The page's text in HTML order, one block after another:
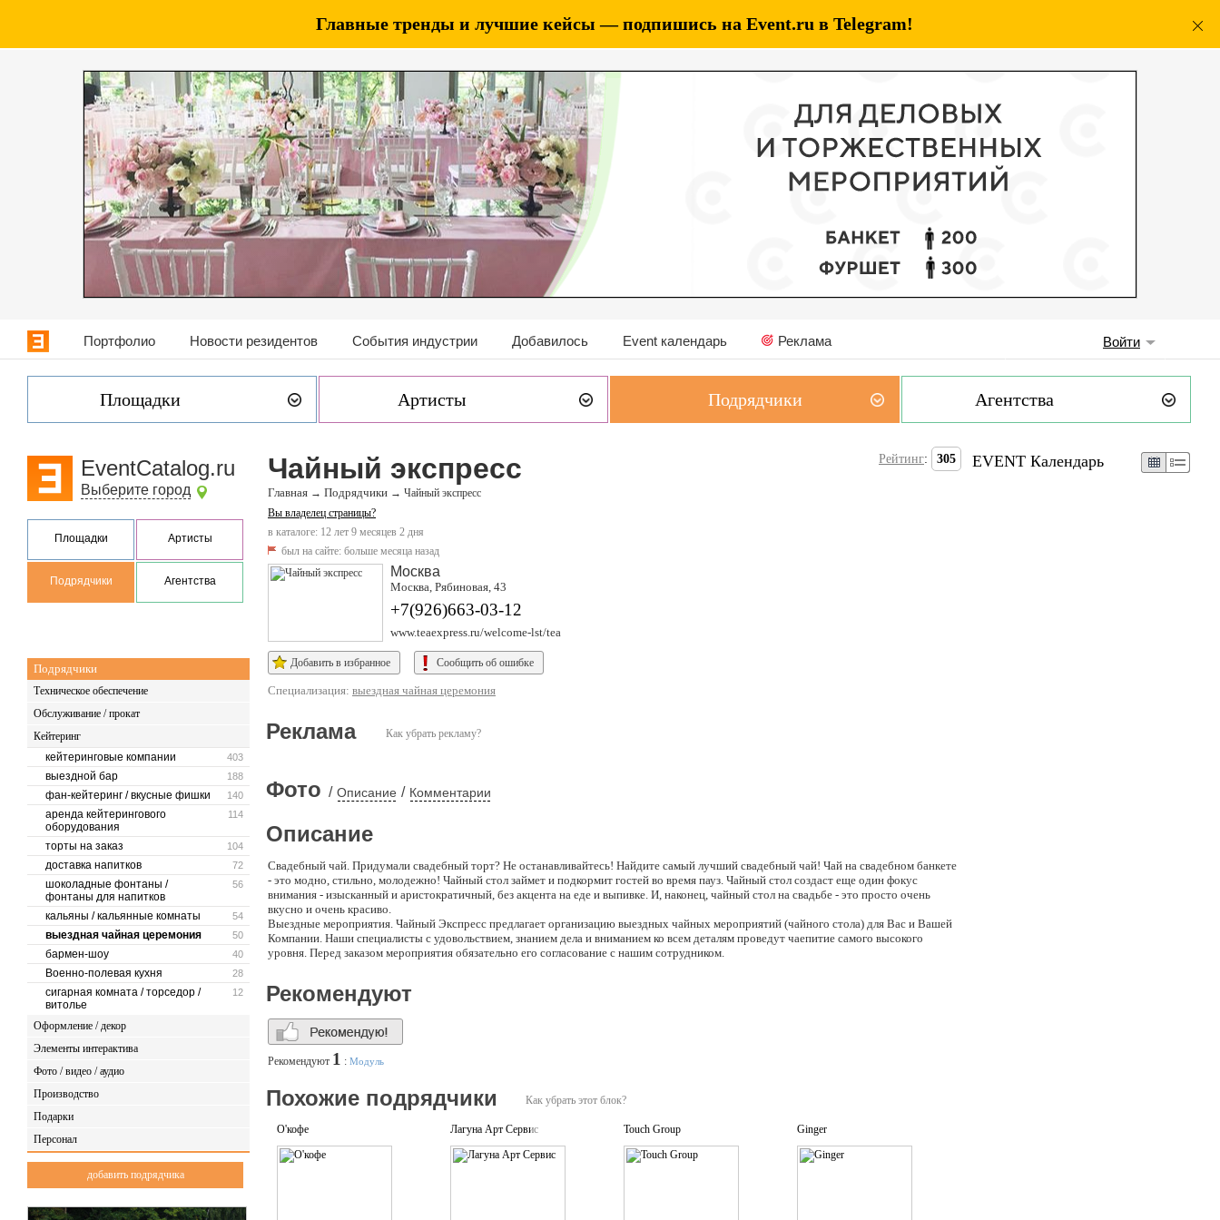
Главные тренды и лучшие кейсы — подпишись на Event.ru в Telegram!
Портфолио Новости резидентов События индустрии Добавилось Event календарь Реклама Войти
Площадки Артисты Подрядчики Агентства
EventCatalog.ru
Выберите город
Площадки Артисты
Подрядчики Агентства
Подрядчики
Техническое обеспечение
Обслуживание / прокат
Кейтеринг
403
кейтеринговые компании
188
выездной бар
140
фан-кейтеринг / вкусные фишки
114
аренда кейтерингового
оборудования
104
торты на заказ
72
доставка напитков
56
шоколадные фонтаны /
фонтаны для напитков
54
кальяны / кальянные комнаты
50
выездная чайная церемония
40
бармен-шоу
28
Военно-полевая кухня
12
сигарная комната / торседор /
витолье
Оформление / декор
Элементы интерактива
Фото / видео / аудио
Производство
Подарки
Персонал
добавить подрядчика
Чайный экспресс
Главная → Подрядчики → Чайный экспресс
Вы владелец страницы?
в каталоге: 12 лет 9 месяцев 2 дня
был на сайте: больше месяца назад
Рейтинг: 305
Москва
Москва, Рябиновая, 43
+7(926)663-03-12
www.teaexpress.ru/welcome-lst/tea
Добавить в избранное Сообщить об ошибке
Специализация: выездная чайная церемония
Как убрать рекламу?
Реклама
Фото / Описание / Комментарии
Описание
Свадебный чай. Придумали свадебный торт? Не останавливайтесь! Найдите самый лучший свадебный чай! Чай на свадебном банкете
- это модно, стильно, молодежно! Чайный стол займет и подкормит гостей во время пауз. Чайный стол создаст еще один фокус
внимания - изысканный и аристократичный, без акцента на еде и выпивке. И, наконец, чайный стол на свадьбе - это просто очень
вкусно и очень красиво.
Выездные мероприятия. Чайный Экспресс предлагает организацию выездных чайных мероприятий (чайного стола) для Вас и Вашей
Компании. Наши специалисты с удовольствием, знанием дела и вниманием ко всем деталям проведут чаепитие самого высокого
уровня. Перед заказом мероприятия обязательно его согласование с нашим сотрудником.
Рекомендуют
Рекомендуют 1 : Модуль
Как убрать этот блок?
Похожие подрядчики
О'кофе Лагуна Арт Сервис Touch Group Ginger
EVENT Календарь